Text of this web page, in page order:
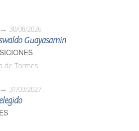
30/08/2026
Guayasamín
de Tormes
31/03/2027